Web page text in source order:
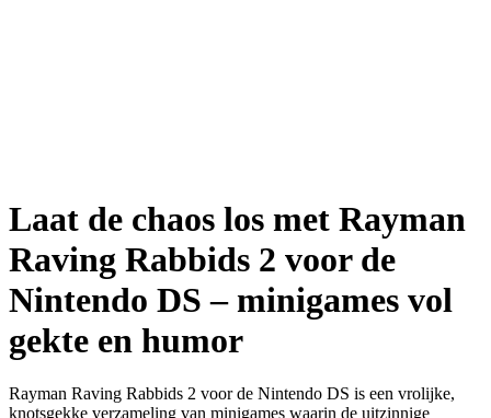
Laat de chaos los met Rayman
Raving Rabbids 2 voor de
Nintendo DS – minigames vol
gekte en humor
Rayman Raving Rabbids 2 voor de Nintendo DS is een vrolijke,
knotsgekke verzameling van minigames waarin de uitzinnige